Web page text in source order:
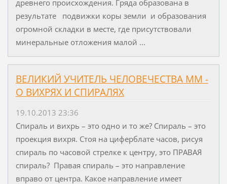
древнего происхождения. Гряда образована в
результате подвижки коры земли и образования
огромной складки в месте, где присутствовали
минеральные отложения малой ...
ВЕЛИКИЙ УЧИТЕЛЬ ЧЕЛОВЕЧЕСТВА ММ -
О ВИХРЯХ И СПИРАЛЯХ
19.10.2013 23:36
Спираль и вихрь – это одно и то же? Спираль – это
проекция вихря. Стоя на циферблате часов, рисуя
спираль по часовой стрелке к центру, это ПРАВАЯ
спираль? Правая спираль – это направление
вправо от центра. Какое направление имеет